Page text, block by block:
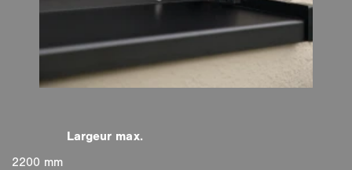
2200 mm